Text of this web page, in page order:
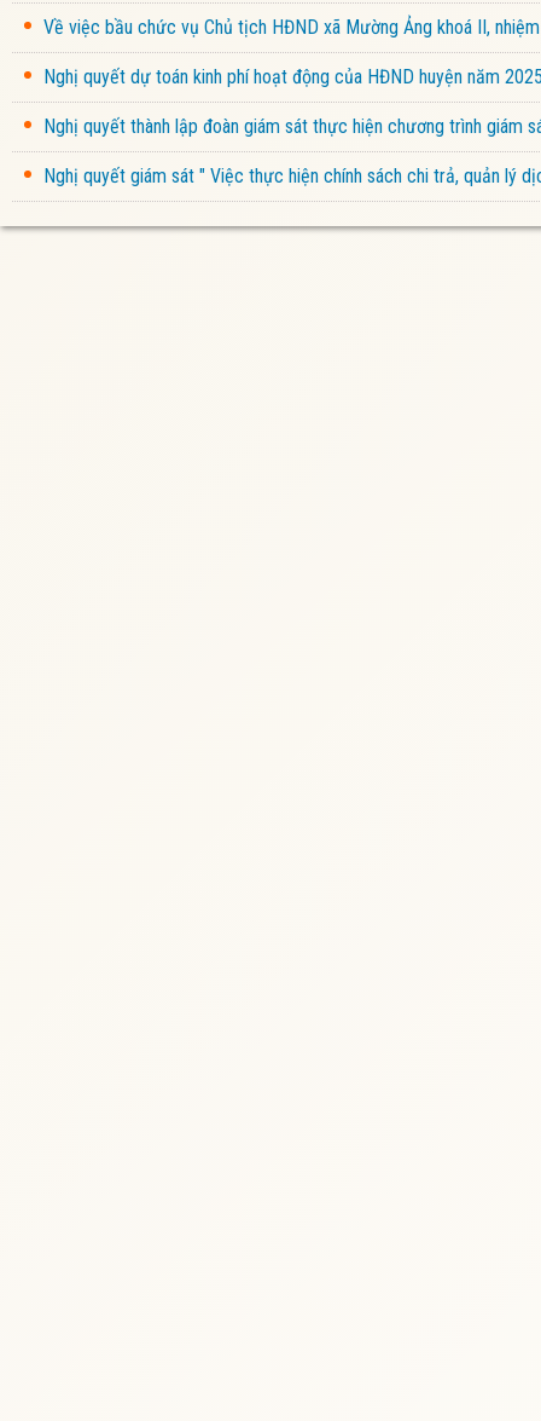
Về việc bầu chức vụ Chủ tịch HĐND xã Mường Ảng khoá II,
Nghị quyết dự toán kinh phí hoạt động của HĐND huyện năm
Nghị quyết thành lập đoàn giám sát thực hiện chương trình giám
Nghị quyết giám sát " Việc thực hiện chính sách chi trả, quản lý